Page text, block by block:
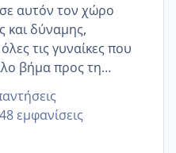
αυτόν τον χώρο
και δύναμης,
τις γυναίκες που
βήμα προς τη
εξωσωματικής το 2025.
αγωνίες, χαρές,
μικρή ή μεγάλη
εμφανίσεις